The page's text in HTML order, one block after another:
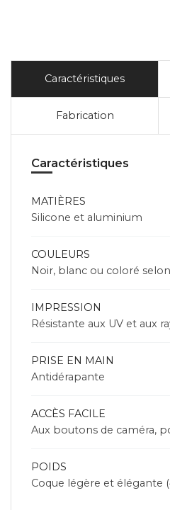
Caractéristiques
Fabrication
Caractéristiques
MATIÈRES
Silicone et aluminium
COULEURS
Noir, blanc ou coloré
IMPRESSION
Résistante aux UV et aux
PRISE EN MAIN
Antidérapante
ACCÈS FACILE
Aux boutons de caméra,
POIDS
Coque légère et élégante